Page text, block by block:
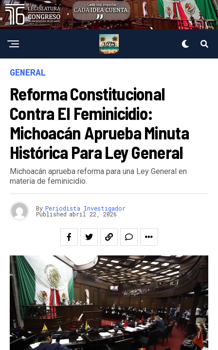
GENERAL
Reforma Constitucional
Contra El Feminicidio:
Michoacán Aprueba Minuta
Histórica Para Ley General
Michoacán aprueba reforma para una Ley General en
materia de feminicidio.
By Periodista Investigador
Published abril 22, 2026